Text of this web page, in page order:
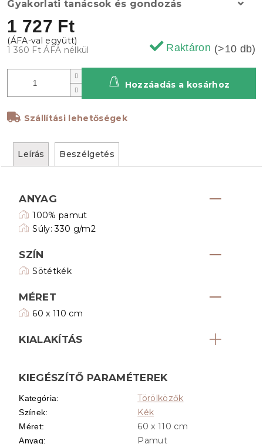
1 727 Ft
1 360 Ft ÁFA nélkül Raktáron (>10 db)
Szállítási lehetőségek
Hozzáadás a kosárhoz
Gyakorlati tanácsok és gondozás
Leírás Beszélgetés
ANYAG
100% pamut
Súly: 330 g/m2
SZÍN
Sötétkék
MÉRET
60 x 110 cm
KIALAKÍTÁS
KIEGÉSZÍTŐ PARAMÉTEREK
Kategória: Törölközők
Színek: Kék
Méret: 60 x 110 cm
Anyag: Pamut